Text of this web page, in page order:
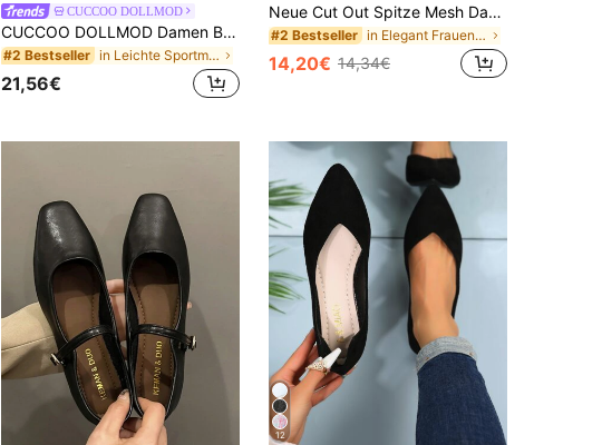
CUCCOO DOLLMOD
CUCCOO DOLLMOD Damen Ballerinas, runde Zehenpartie, bequeme Slip-On Ballerinas für Anlass, Business, Lässig, Arbeit und Büro
#2 Bestseller in Leichte Sportmode Frauen Wohnungen
21,56€
Neue Cut Out Spitze Mesh Damenschuhe, modische Mary Jane Ballerinas, weich und elegant, atmungsaktive Slip-On Lässig Loafer für den Sommer, Muttertagsgeschenk
#2 Bestseller in Elegant Frauen Wohnungen
14,20€ 14,34€
12